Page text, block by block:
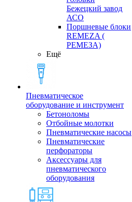
Бежецкий завод
АСО
Поршневые блоки
REMEZA (
РЕМЕЗА)
Ещё
Пневматическое
оборудование и инструмент
Бетоноломы
Отбойные молотки
Пневматические насосы
Пневматические
перфораторы
Аксессуары для
пневматического
оборудования